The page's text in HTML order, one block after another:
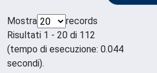
Mostra
records
Risultati 1 - 20 di 112
(tempo di esecuzione: 0.044
secondi).